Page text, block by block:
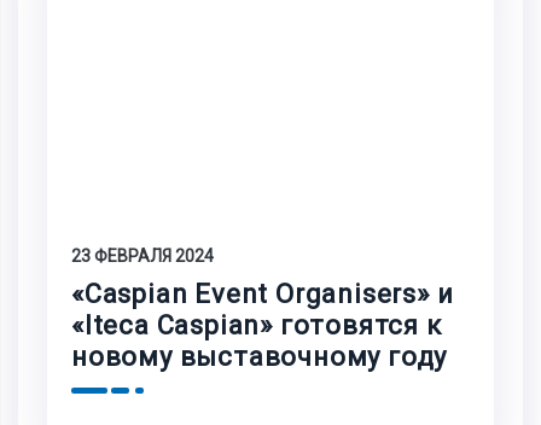
23 ФЕВРАЛЯ 2024
«Caspian Event Organisers» и
«Iteca Caspian» готовятся к
новому выставочному году